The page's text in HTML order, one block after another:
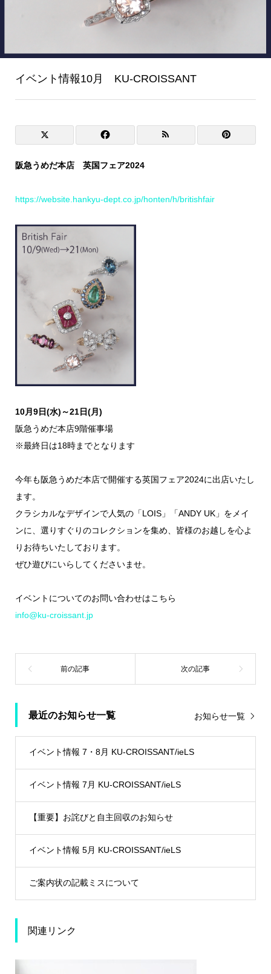
イベント情報10月 KU-CROISSANT
阪急うめだ本店 英国フェア2024
https://website.hankyu-dept.co.jp/honten/h/britishfair
10月9日(水)～21日(月)
阪急うめだ本店9階催事場
※最終日は18時までとなります
今年も阪急うめだ本店で開催する英国フェア2024に出店いたし
ます。
クラシカルなデザインで人気の「LOIS」「ANDY UK」をメイ
ンに、選りすぐりのコレクションを集め、皆様のお越しを心よ
りお待ちいたしております。
ぜひ遊びにいらしてくださいませ。
イベントについてのお問い合わせはこちら
info@ku-croissant.jp
最近のお知らせ一覧 お知らせ一覧
イベント情報 7・8月 KU-CROISSANT/ieLS
イベント情報 7月 KU-CROISSANT/ieLS
【重要】お詫びと自主回収のお知らせ
イベント情報 5月 KU-CROISSANT/ieLS
ご案内状の記載ミスについて
関連リンク